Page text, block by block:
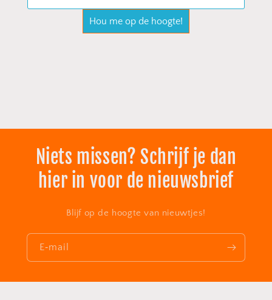
Niets missen? Schrijf je dan
hier in voor de nieuwsbrief
Blijf op de hoogte van nieuwtjes!
E‑mail